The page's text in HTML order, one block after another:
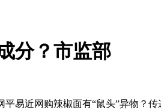
分？市监部
近网购辣椒面有“鼠头”异物？传